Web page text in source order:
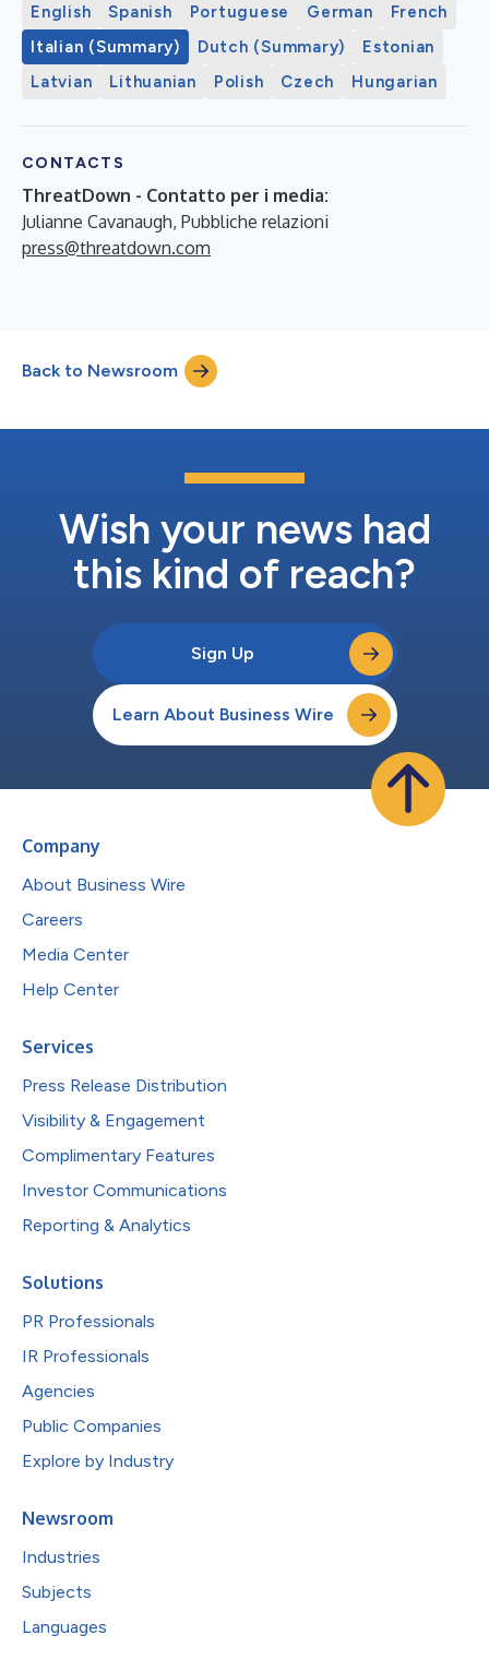
English Spanish Portuguese German
French
Italian (Summary)
Dutch (Summary)
Estonian
Latvian
Lithuanian Polish Czech Hungarian
CONTACTS
ThreatDown - Contatto per i media:
Julianne Cavanaugh, Pubbliche relazioni
press@threatdown.com
Back to Newsroom
Wish your news had
this kind of reach?
Sign Up
Learn About Business Wire
Company
About Business Wire
Careers
Media Center
Help Center
Services
Press Release Distribution
Visibility & Engagement
Complimentary Features
Investor Communications
Reporting & Analytics
Solutions
PR Professionals
IR Professionals
Agencies
Public Companies
Explore by Industry
Newsroom
Industries
Subjects
Languages